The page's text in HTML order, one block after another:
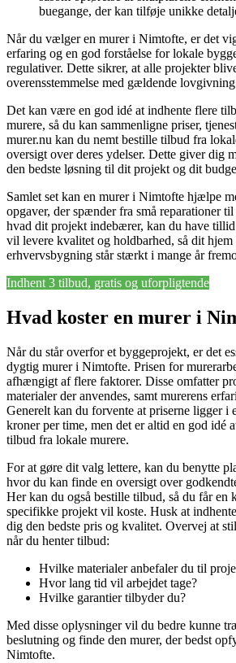
buegange, der kan tilføje unikke
Når du vælger en murer i Nimtofte, er det
erfaring og en god forståelse for lokale
regulativer. Dette sikrer, at alle projekter
overensstemmelse med gældende
Det kan være en god idé at indhente flere
murere, så du kan sammenligne priser,
murer.nu kan du nemt bestille tilbud fra
oversigt over deres ydelser. Dette giver dig
den bedste løsning til dit projekt og dit
Samlet set kan en murer i Nimtofte hjælpe
opgaver, der spænder fra små reparationer
hvad dit projekt indebærer, kan du have
vil levere kvalitet og holdbarhed, så dit
erhvervsbygning står stærkt i mange år
Indhent 3 tilbud, gratis og uforpligtende
Hvad koster en murer i
Når du står overfor et byggeprojekt, er det
dygtig murer i Nimtofte. Prisen for
afhængigt af flere faktorer. Disse omfatter
materialer der anvendes, samt murerens
Generelt kan du forvente at priserne ligger i
kroner per time, men det er altid en god idé
tilbud fra lokale murere.
For at gøre dit valg lettere, kan du benytte
hvor du kan finde en oversigt over
Her kan du også bestille tilbud, så du får en
specifikke projekt vil koste. Husk at
dig den bedste pris og kvalitet. Overvej at
når du henter tilbud:
Hvilke materialer anbefaler du til
Hvor lang tid vil arbejdet tage?
Hvilke garantier tilbyder du?
Med disse oplysninger vil du bedre kunne
beslutning og finde den murer, der bedst
Nimtofte.